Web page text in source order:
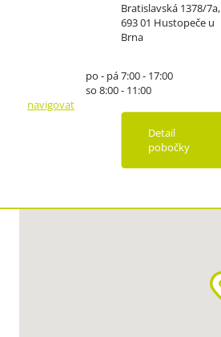
Bratislavská 1378/7a,
693 01 Hustopeče u
Brna
po - pá 7:00 - 17:00
so 8:00 - 11:00
navigovat
Detail
pobočky